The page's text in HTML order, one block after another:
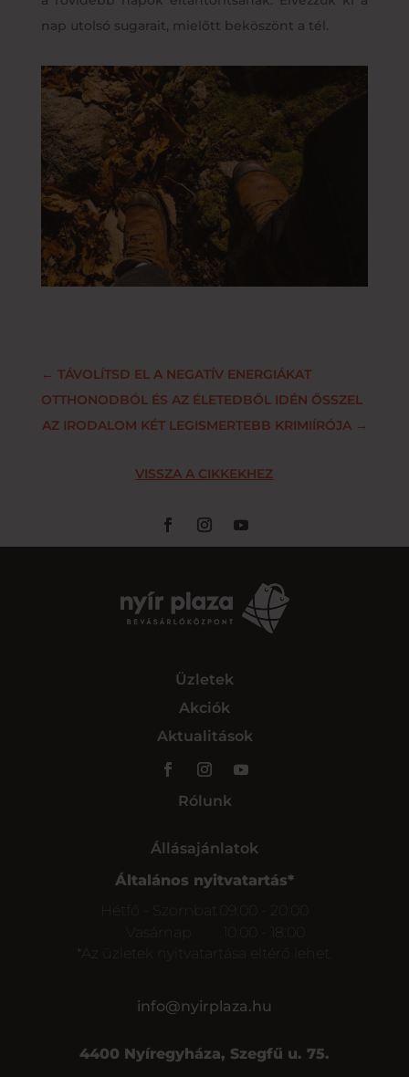
nap utolsó sugarait, mielőtt beköszönt a tél.
← TÁVOLÍTSD EL A NEGATÍV ENERGIÁKAT
OTTHONODBÓL ÉS AZ ÉLETEDBŐL IDÉN ŐSSZEL
AZ IRODALOM KÉT LEGISMERTEBB KRIMIÍRÓJA →
VISSZA A CIKKEKHEZ
Üzletek
Akciók
Aktualitások
Rólunk
Állásajánlatok
Általános nyitvatartás*
Hétfő - Szombat
*Az üzletek nyitvatartása eltérő lehet.
info@nyirplaza.hu
4400 Nyíregyháza, Szegfű u. 75.